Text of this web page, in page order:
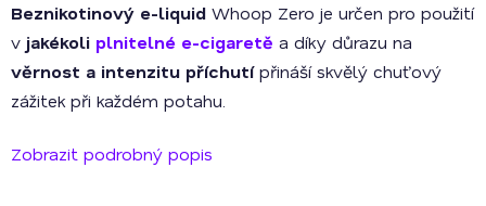
Beznikotinový e-liquid Whoop Zero je určen pro použití
v jakékoli plnitelné e-cigaretě a díky důrazu na
věrnost a intenzitu příchutípřináší skvělý chuťový
zážitek při každém potahu.
Zobrazit podrobný popis